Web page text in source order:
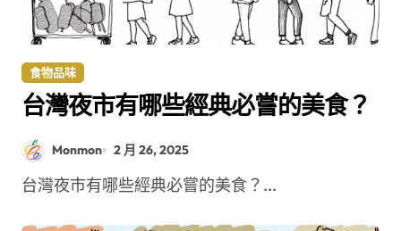
食物品味
台灣夜市有哪些經典必嘗的美食？
Monmon 2 月 26, 2025
台灣夜市有哪些經典必嘗的美食？...